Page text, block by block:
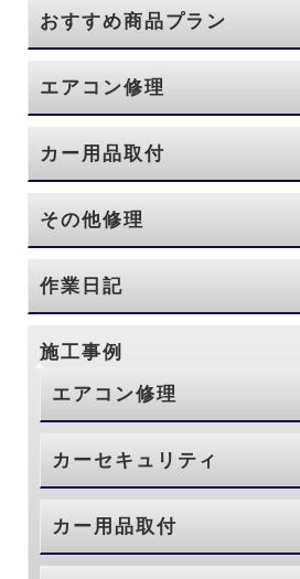
おすすめ商品プラン
エアコン修理
カー用品取付
その他修理
作業日記
施工事例
エアコン修理
カーセキュリティ
カー用品取付